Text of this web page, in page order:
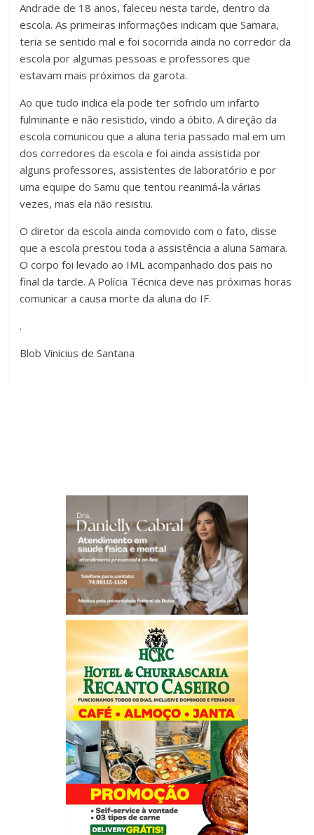
Andrade de 18 anos, faleceu nesta tarde, dentro da
escola. As primeiras informações indicam que Samara,
teria se sentido mal e foi socorrida ainda no corredor da
escola por algumas pessoas e professores que
estavam mais próximos da garota.
Ao que tudo indica ela pode ter sofrido um infarto
fulminante e não resistido, vindo a óbito. A direção da
escola comunicou que a aluna teria passado mal em um
dos corredores da escola e foi ainda assistida por
alguns professores, assistentes de laboratório e por
uma equipe do Samu que tentou reanimá-la várias
vezes, mas ela não resistiu.
O diretor da escola ainda comovido com o fato, disse
que a escola prestou toda a assistência a aluna Samara.
O corpo foi levado ao IML acompanhado dos pais no
final da tarde. A Polícia Técnica deve nas próximas horas
comunicar a causa morte da aluna do IF.
.
Blob Vinicius de Santana